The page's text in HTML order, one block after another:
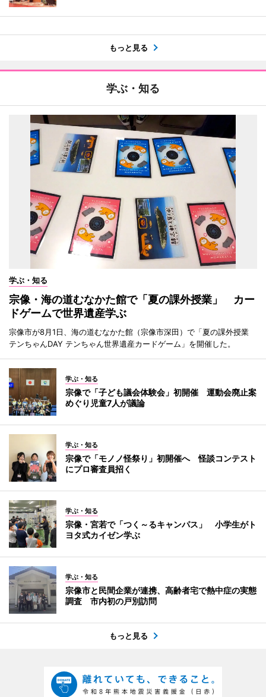
もっと見る
学ぶ・知る
学ぶ・知る
宗像・海の道むなかた館で「夏の課外授業」 カー
ドゲームで世界遺産学ぶ
宗像市が8月1日、海の道むなかた館（宗像市深田）で「夏の課外授業
テンちゃんDAY テンちゃん世界遺産カードゲーム」を開催した。
学ぶ・知る
宗像で「子ども議会体験会」初開催 運動会廃止案
めぐり児童7人が議論
学ぶ・知る
宗像で「モノノ怪祭り」初開催へ 怪談コンテスト
にプロ審査員招く
学ぶ・知る
宗像・宮若で「つく～るキャンパス」 小学生がト
ヨタ式カイゼン学ぶ
学ぶ・知る
宗像市と民間企業が連携、高齢者宅で熱中症の実態
調査 市内初の戸別訪問
もっと見る